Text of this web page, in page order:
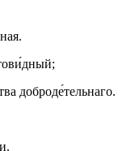
доброде́тельнаго.